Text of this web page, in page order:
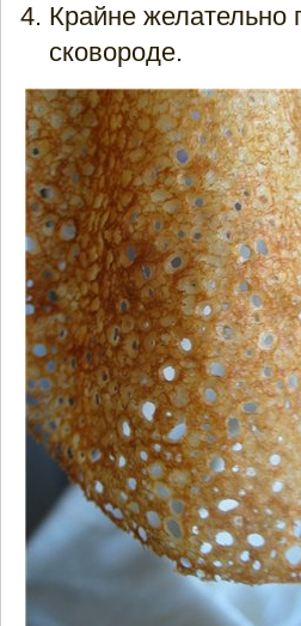
Крайне желательно
сковороде.